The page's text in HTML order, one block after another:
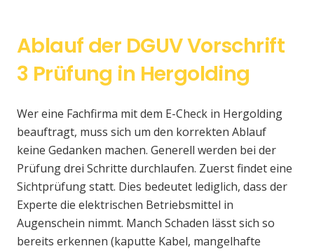
Ablauf der DGUV Vorschrift
3 Prüfung in Hergolding
Wer eine Fachfirma mit dem E-Check in Hergolding
beauftragt, muss sich um den korrekten Ablauf
keine Gedanken machen. Generell werden bei der
Prüfung drei Schritte durchlaufen. Zuerst findet eine
Sichtprüfung statt. Dies bedeutet lediglich, dass der
Experte die elektrischen Betriebsmittel in
Augenschein nimmt. Manch Schaden lässt sich so
bereits erkennen (kaputte Kabel, mangelhafte